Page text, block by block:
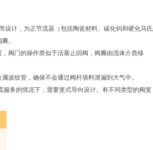
设计，为正节流器（包括陶瓷材料、碳化钨和硬化马氏
。
阀门的操作类似于活塞止回阀，阀瓣由流体介质移
波纹管，确保不会通过阀杆填料泄漏到大气中。
务的情况下，需要笼式导向设计。有不同类型的阀笼